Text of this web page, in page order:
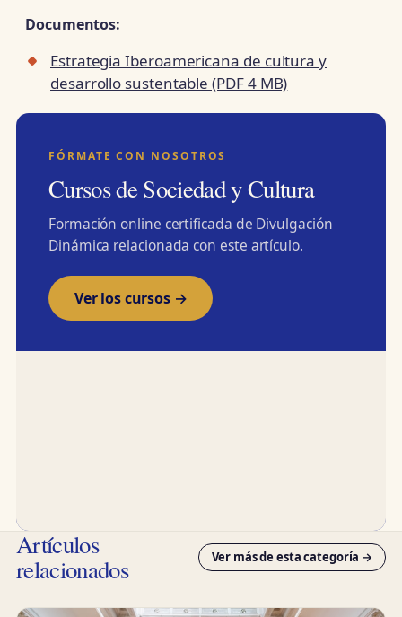
Documentos:
Estrategia Iberoamericana de cultura y
desarrollo sustentable (PDF 4 MB)
FÓRMATE CON NOSOTROS
Cursos de Sociedad y Cultura
Formación online certificada de Divulgación
Dinámica relacionada con este artículo.
Ver los cursos →
Artículos
relacionados Ver más de esta categoría →